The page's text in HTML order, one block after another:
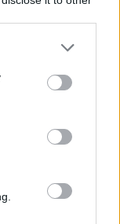
titkai: a
és
korábban
egy olyan